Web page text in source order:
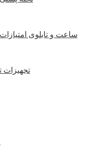
ساعت و تابلوی
تجهیزات